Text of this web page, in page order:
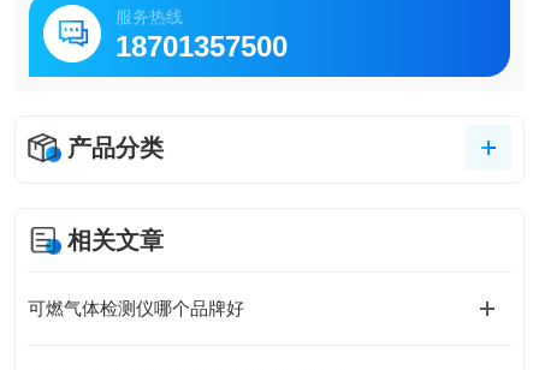
服务热线
18701357500
产品分类
相关文章
可燃气体检测仪哪个品牌好